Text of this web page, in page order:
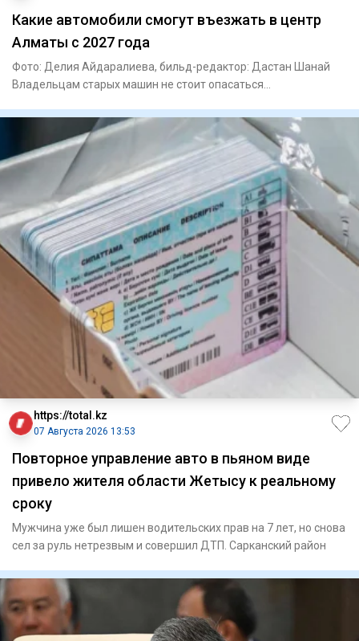
Какие автомобили смогут въезжать в центр
Алматы с 2027 года
Фото: Делия Айдаралиева, бильд-редактор: Дастан Шанай
Владельцам старых машин не стоит опасаться
https://total.kz
07 Августа 2026 13:53
Повторное управление авто в пьяном виде
привело жителя области Жетысу к реальному
сроку
Мужчина уже был лишен водительских прав на 7 лет, но снова
сел за руль нетрезвым и совершил ДТП. Сарканский район